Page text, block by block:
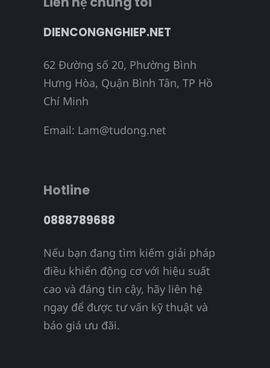
DIENCONGNGHIEP.NET
62 Đường số 20, Phường Bình
Hưng Hòa, Quận Bình Tân, TP Hồ
Chí Minh
Email: Lam@tudong.net
Hotline
0888789688
Nếu bạn đang tìm kiếm giải pháp
điều khiển động cơ với hiệu suất
cao và đáng tin cậy, hãy liên hệ
ngay để được tư vấn kỹ thuật và
báo giá ưu đãi.